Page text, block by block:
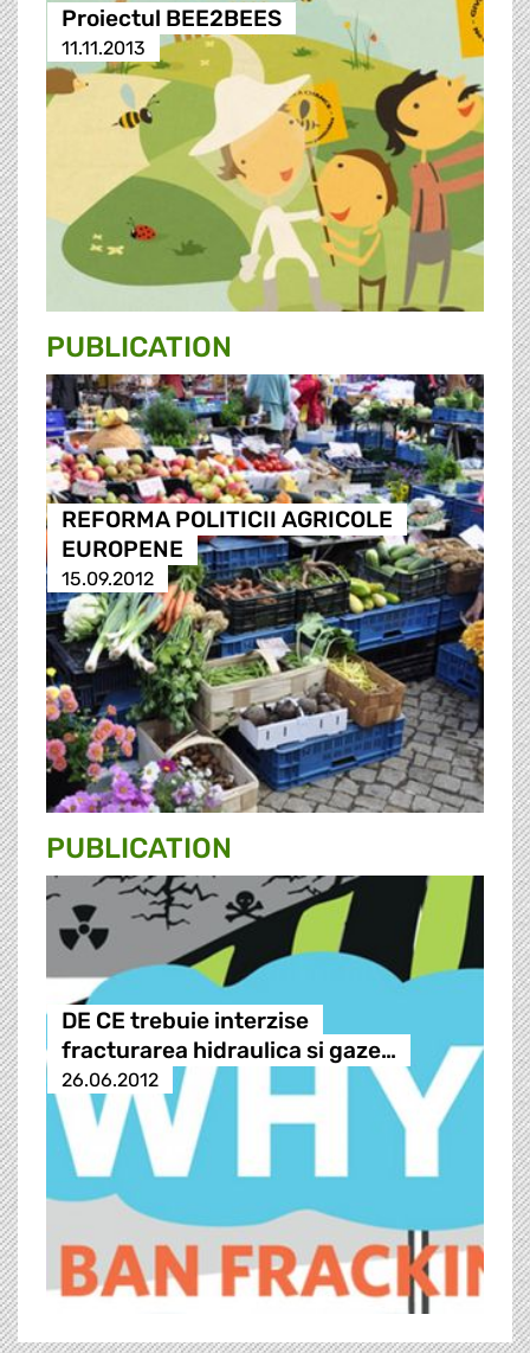
Proiectul BEE2BEES
11.11.2013
PUBLICATION
REFORMA POLITICII AGRICOLE
EUROPENE
15.09.2012
PUBLICATION
DE CE trebuie interzise
fracturarea hidraulica si gaze…
26.06.2012